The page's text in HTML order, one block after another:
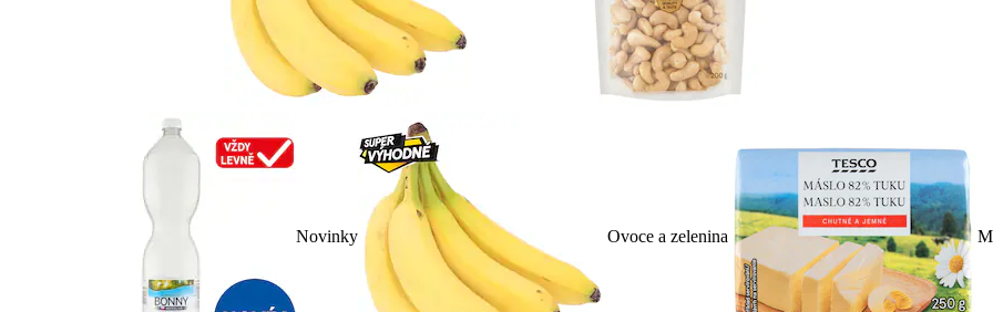
Novinky Ovoce a zelenina